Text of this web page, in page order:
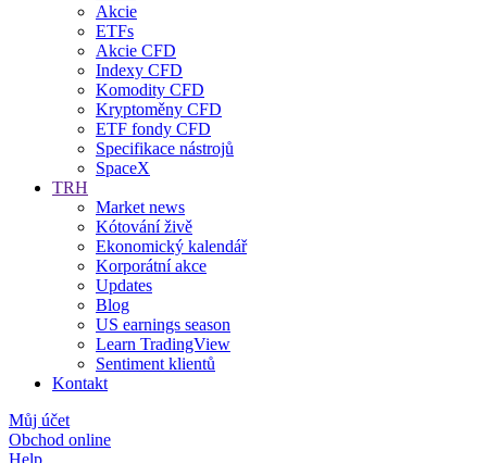
Akcie
ETFs
Akcie CFD
Indexy CFD
Komodity CFD
Kryptoměny CFD
ETF fondy CFD
Specifikace nástrojů
SpaceX
TRH
Market news
Kótování živě
Ekonomický kalendář
Korporátní akce
Updates
Blog
US earnings season
Learn TradingView
Sentiment klientů
Kontakt
Můj účet
Obchod online
Help